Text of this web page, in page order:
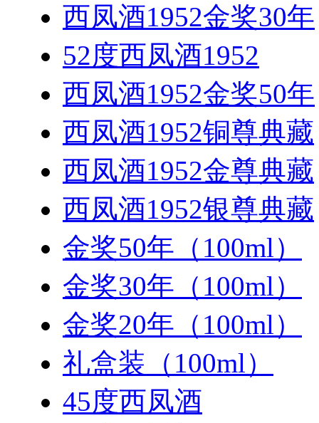
西凤酒1952金奖30年
52度西凤酒1952
西凤酒1952金奖50年
西凤酒1952铜尊典藏
西凤酒1952金尊典藏
西凤酒1952银尊典藏
金奖50年（100ml）
金奖30年（100ml）
金奖20年（100ml）
礼盒装（100ml）
45度西凤酒